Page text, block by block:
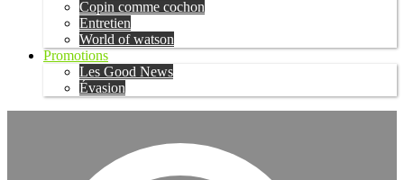
Copin comme cochon
Entretien
World of watson
Promotions
Les Good News
Évasion